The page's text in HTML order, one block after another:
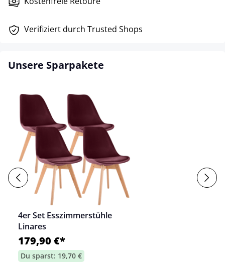
Verifiziert durch Trusted Shops
Unsere Sparpakete
4er Set Esszimmerstühle
Linares
179,90 €*
Du sparst: 19,70 €